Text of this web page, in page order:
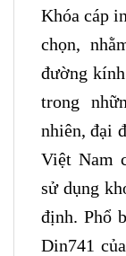
Khóa cáp
chọn,
đường
trong
nhiên, đại
Việt Nam
sử dụng
định. Phổ
Din741